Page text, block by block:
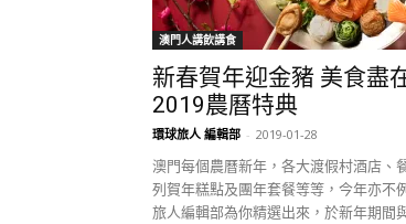
澳門人講飲講食
新春賀年迎金豬 美食盡
2019農曆特典
環球旅人 編輯部 - 2019-01-28
澳門每個農曆新年，各大渡假村酒店、
列賀年糕點及團年套餐等等，今年亦不
旅人編輯部為你精選出來，於新年期間